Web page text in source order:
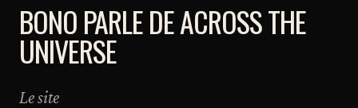
BONO PARLE DE ACROSS THE
UNIVERSE
Le site